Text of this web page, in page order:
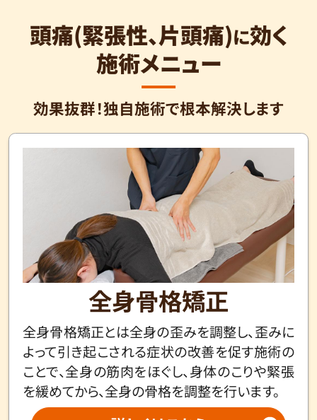
頭痛(緊張性、片頭痛)に効く
施術メニュー
効果抜群！独自施術で根本解決します
全身骨格矯正
全身骨格矯正とは全身の歪みを調整し、歪みに
よって引き起こされる症状の改善を促す施術の
ことで、全身の筋肉をほぐし、身体のこりや緊張
を緩めてから、全身の骨格を調整を行います。